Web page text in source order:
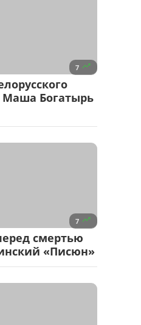
7 
Маша Богатырь
7 
смертью
«Писюн»